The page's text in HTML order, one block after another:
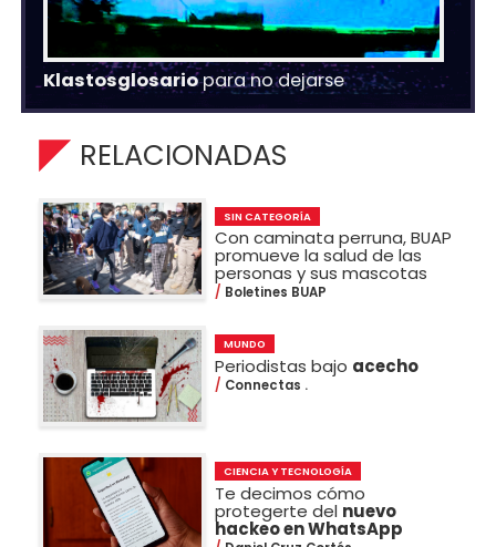
Klastosglosariopara no dejarse
RELACIONADAS
SIN CATEGORÍA
Con caminata perruna, BUAP
promueve la salud de las
personas y sus mascotas
Boletines BUAP
MUNDO
Periodistas bajo acecho
Connectas .
CIENCIA Y TECNOLOGÍA
Te decimos cómo
protegerte del nuevo
hackeo en WhatsApp